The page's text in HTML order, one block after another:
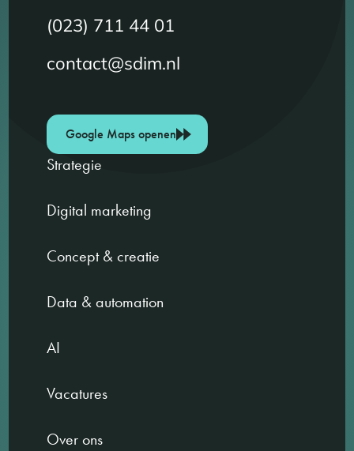
(023) 711 44 01
contact@sdim.nl
Google Maps openen
Strategie
Digital marketing
Concept & creatie
Data & automation
AI
Vacatures
Over ons